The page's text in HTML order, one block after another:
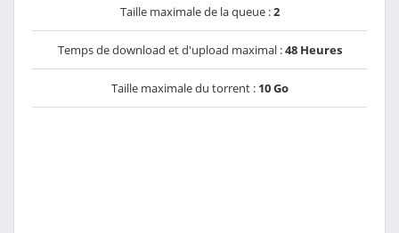
Taille maximale de la queue :2
Temps de download et d'upload maximal :48 Heures
Taille maximale du torrent : 10 Go